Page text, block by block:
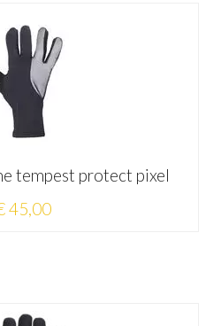
tempest protect pixel
45,00